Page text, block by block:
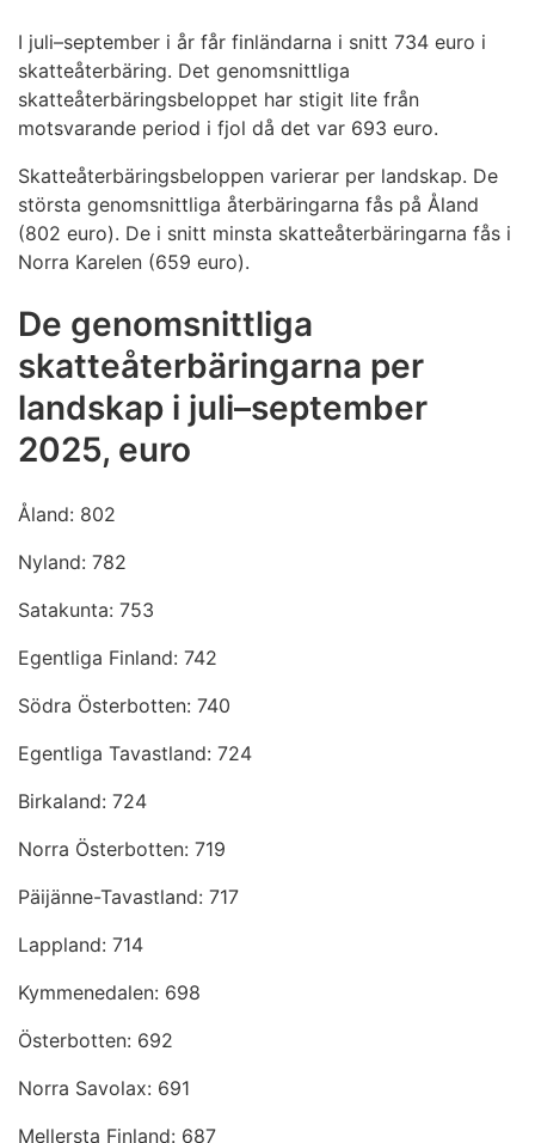
I juli–september i år får finländarna i snitt 734 euro i
skatteåterbäring. Det genomsnittliga
skatteåterbäringsbeloppet har stigit lite från
motsvarande period i fjol då det var 693 euro.
Skatteåterbäringsbeloppen varierar per landskap. De
största genomsnittliga återbäringarna fås på Åland
(802 euro). De i snitt minsta skatteåterbäringarna fås i
Norra Karelen (659 euro).
De genomsnittliga
skatteåterbäringarna per
landskap i juli–september
2025, euro
Åland: 802
Nyland: 782
Satakunta: 753
Egentliga Finland: 742
Södra Österbotten: 740
Egentliga Tavastland: 724
Birkaland: 724
Norra Österbotten: 719
Päijänne-Tavastland: 717
Lappland: 714
Kymmenedalen: 698
Österbotten: 692
Norra Savolax: 691
Mellersta Finland: 687